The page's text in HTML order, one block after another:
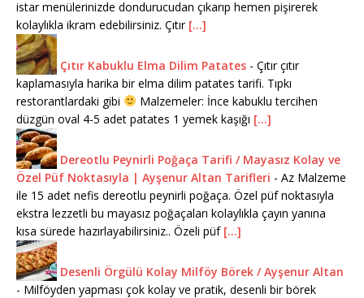
istar menülerinizde dondurucudan çıkarıp hemen pişirerek
kolaylıkla ikram edebilirsiniz. Çıtır [...]
Çıtır Kabuklu Elma Dilim Patates - Çıtır çıtır
kaplamasıyla harika bir elma dilim patates tarifi. Tıpkı
restorantlardaki gibi
Malzemeler: İnce kabuklu tercihen
düzgün oval 4-5 adet patates 1 yemek kaşığı [...]
Dereotlu Peynirli Poğaça Tarifi / Mayasız Kolay ve
Özel Püf Noktasıyla | Ayşenur Altan Tarifleri - Az Malzeme
ile 15 adet nefis dereotlu peynirli poğaça. Özel püf noktasıyla
ekstra lezzetli bu mayasız poğaçaları kolaylıkla çayın yanına
kısa sürede hazırlayabilirsiniz.. Özeli püf [...]
Desenli Örgülü Kolay Milföy Börek / Ayşenur Altan
- Milföyden yapması çok kolay ve pratik, desenli bir börek